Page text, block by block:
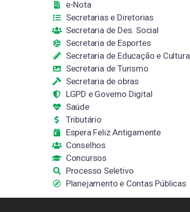
e-Nota
Secretarias e Diretorias
Secretaria de Des. Social
Secretaria de Esportes
Secretaria de Educação e Cultura
Secretaria de Turismo
Secretaria de obras
LGPD e Governo Digital
Saúde
Tributário
Espera Feliz Antigamente
Conselhos
Concursos
Processo Seletivo
Planejamento e Contas Públicas